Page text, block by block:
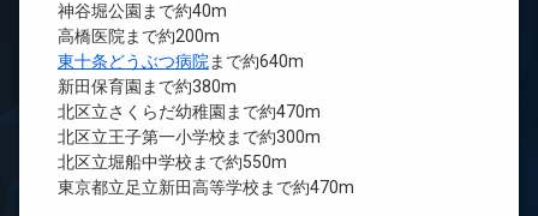
神谷堀公園まで約40m
高橋医院まで約200m
東十条どうぶつ病院 まで約640m
新田保育園まで約380m
北区立さくらだ幼稚園まで約470m
北区立王子第一小学校まで約300m
北区立堀船中学校まで約550m
東京都立足立新田高等学校まで約470m